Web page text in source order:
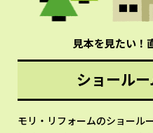
見本を見たい！
ショール
モリ・リフォームのショール